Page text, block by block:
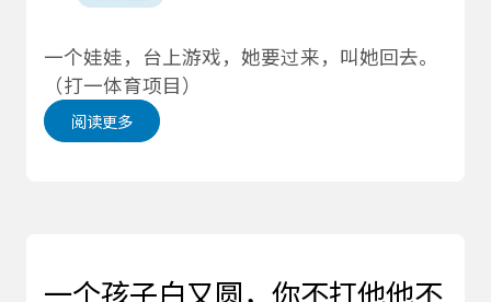
一个娃娃，台上游戏，她要过来，叫她回去。
（打一体育项目）
阅读更多
一个孩子白又圆，你不打他他不